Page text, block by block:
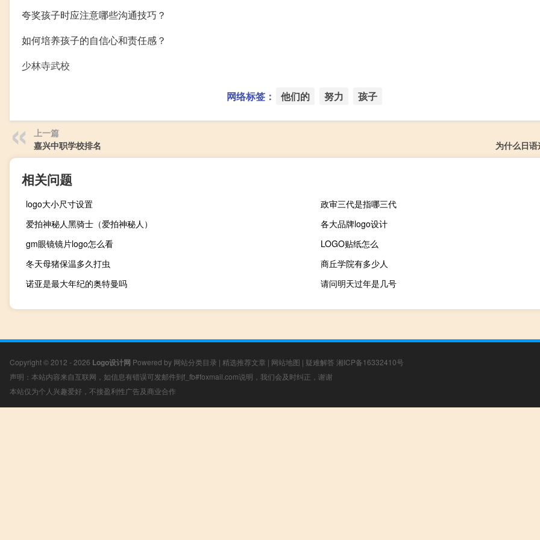
夸奖孩子时应注意哪些沟通技巧？
如何培养孩子的自信心和责任感？
少林寺武校
网络标签： 他们的 努力 孩子
上一篇
嘉兴中职学校排名
为什么日
相关问题
logo大小尺寸设置
政审三代是指哪三代
爱拍神秘人黑骑士（爱拍神秘人）
各大品牌logo设计
gm眼镜镜片logo怎么看
LOGO贴纸怎么
冬天母猪保温多久打虫
商丘学院有多少人
诺亚是最大年纪的奥特曼吗
请问明天过年是几号
Copyright © 2012 - 2026 Logo设计网 Powered by 网站分类目录 | 精选推荐文章 | 网站地图 | 疑难解答 湘ICP备16332410号
声明：本站内容来自互联网，如信息有错误可发邮件到f_fb#foxmail.com说明，我们会及时纠正，谢谢
本站仅为个人兴趣爱好，不接盈利性广告及商业合作